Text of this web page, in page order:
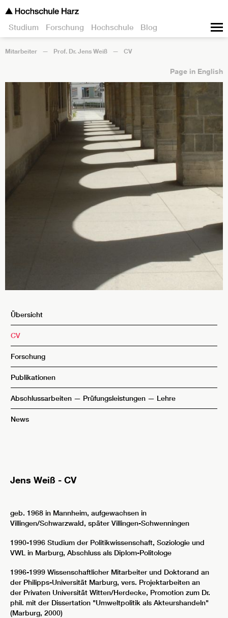
Studium Forschung Hochschule Blog
Mitarbeiter Prof. Dr. Jens Weiß CV
Page in English
Übersicht
CV
Forschung
Publikationen
Abschlussarbeiten — Prüfungsleistungen — Lehre
News
Jens Weiß - CV
geb. 1968 in Mannheim, aufgewachsen in
Villingen/Schwarzwald, später Villingen-Schwenningen
1990-1996 Studium der Politikwissenschaft, Soziologie und
VWL in Marburg, Abschluss als Diplom-Politologe
1996-1999 Wissenschaftlicher Mitarbeiter und Doktorand an
der Philipps-Universität Marburg, vers. Projektarbeiten an
der Privaten Universität Witten/Herdecke, Promotion zum Dr.
phil. mit der Dissertation "Umweltpolitik als Akteurshandeln"
(Marburg, 2000)